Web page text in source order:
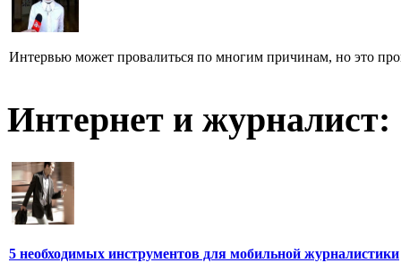
Интервью может провалиться по многим причинам, но это
Интернет и журналист:
5 необходимых инструментов для мобильной журналистики